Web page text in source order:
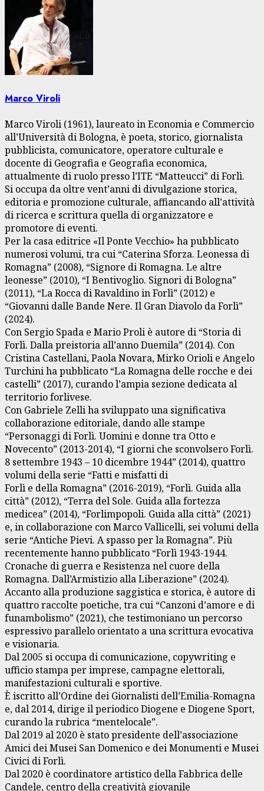
Marco Viroli
Marco Viroli (1961), laureato in Economia e Commercio
all’Università di Bologna, è poeta, storico, giornalista
pubblicista, comunicatore, operatore culturale e
docente di Geografia e Geografia economica,
attualmente di ruolo presso l’ITE “Matteucci” di Forlì.
Si occupa da oltre vent’anni di divulgazione storica,
editoria e promozione culturale, affiancando all’attività
di ricerca e scrittura quella di organizzatore e
promotore di eventi.
Per la casa editrice «Il Ponte Vecchio» ha pubblicato
numerosi volumi, tra cui “Caterina Sforza. Leonessa di
Romagna” (2008), “Signore di Romagna. Le altre
leonesse” (2010), “I Bentivoglio. Signori di Bologna”
(2011), “La Rocca di Ravaldino in Forlì” (2012) e
“Giovanni dalle Bande Nere. Il Gran Diavolo da Forlì”
(2024).
Con Sergio Spada e Mario Proli è autore di “Storia di
Forlì. Dalla preistoria all’anno Duemila” (2014). Con
Cristina Castellani, Paola Novara, Mirko Orioli e Angelo
Turchini ha pubblicato “La Romagna delle rocche e dei
castelli” (2017), curando l’ampia sezione dedicata al
territorio forlivese.
Con Gabriele Zelli ha sviluppato una significativa
collaborazione editoriale, dando alle stampe
“Personaggi di Forlì. Uomini e donne tra Otto e
Novecento” (2013-2014), “I giorni che sconvolsero Forlì.
8 settembre 1943 – 10 dicembre 1944” (2014), quattro
volumi della serie “Fatti e misfatti di
Forlì e della Romagna” (2016-2019), “Forlì. Guida alla
città” (2012), “Terra del Sole. Guida alla fortezza
medicea” (2014), “Forlimpopoli. Guida alla città” (2021)
e, in collaborazione con Marco Vallicelli, sei volumi della
serie “Antiche Pievi. A spasso per la Romagna”. Più
recentemente hanno pubblicato “Forlì 1943-1944.
Cronache di guerra e Resistenza nel cuore della
Romagna. Dall’Armistizio alla Liberazione” (2024).
Accanto alla produzione saggistica e storica, è autore di
quattro raccolte poetiche, tra cui “Canzoni d’amore e di
funambolismo” (2021), che testimoniano un percorso
espressivo parallelo orientato a una scrittura evocativa
e visionaria.
Dal 2005 si occupa di comunicazione, copywriting e
ufficio stampa per imprese, campagne elettorali,
manifestazioni culturali e sportive.
È iscritto all’Ordine dei Giornalisti dell’Emilia-Romagna
e, dal 2014, dirige il periodico Diogene e Diogene Sport,
curando la rubrica “mentelocale”.
Dal 2019 al 2020 è stato presidente dell’associazione
Amici dei Musei San Domenico e dei Monumenti e Musei
Civici di Forlì.
Dal 2020 è coordinatore artistico della Fabbrica delle
Candele, centro della creatività giovanile